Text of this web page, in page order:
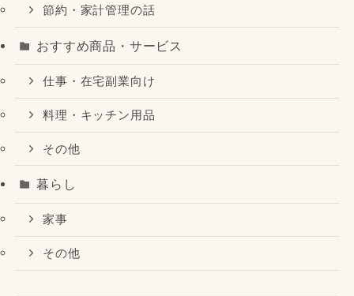
節約・家計管理の話
おすすめ商品・サービス
仕事・在宅副業向け
料理・キッチン用品
その他
暮らし
家事
その他